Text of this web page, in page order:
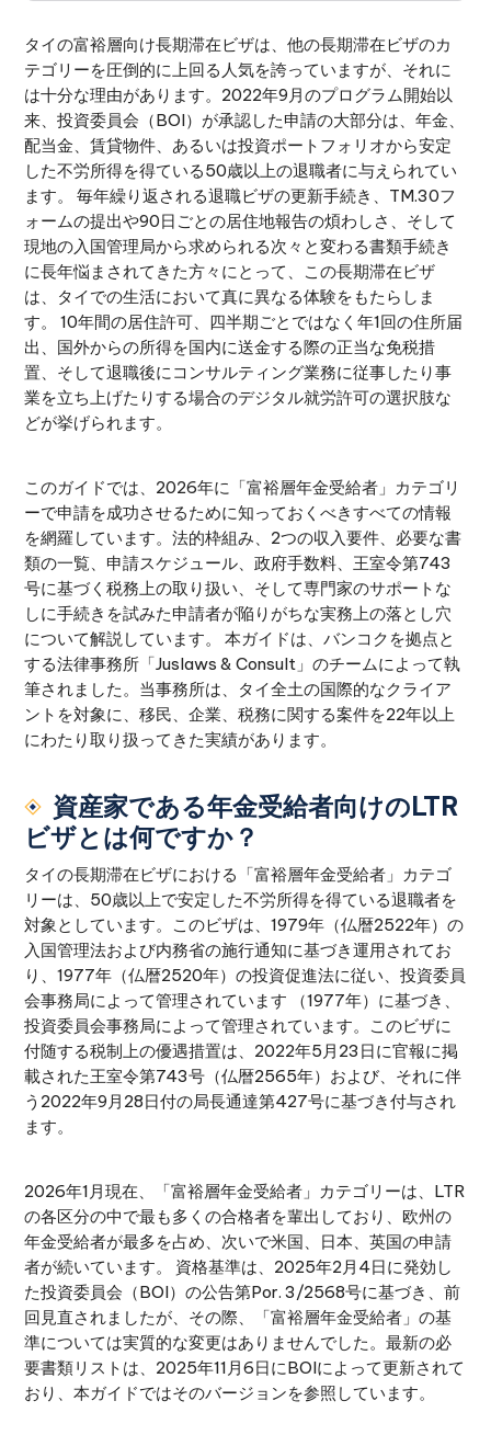
タイの富裕層向け長期滞在ビザは、他の長期滞在ビザのカ
テゴリーを圧倒的に上回る人気を誇っていますが、それに
は十分な理由があります。2022年9月のプログラム開始以
来、投資委員会（BOI）が承認した申請の大部分は、年金、
配当金、賃貸物件、あるいは投資ポートフォリオから安定
した不労所得を得ている50歳以上の退職者に与えられてい
ます。 毎年繰り返される退職ビザの更新手続き、TM.30フ
ォームの提出や90日ごとの居住地報告の煩わしさ、そして
現地の入国管理局から求められる次々と変わる書類手続き
に長年悩まされてきた方々にとって、この長期滞在ビザ
は、タイでの生活において真に異なる体験をもたらしま
す。 10年間の居住許可、四半期ごとではなく年1回の住所届
出、国外からの所得を国内に送金する際の正当な免税措
置、そして退職後にコンサルティング業務に従事したり事
業を立ち上げたりする場合のデジタル就労許可の選択肢な
どが挙げられます。
このガイドでは、2026年に「富裕層年金受給者」カテゴリ
ーで申請を成功させるために知っておくべきすべての情報
を網羅しています。法的枠組み、2つの収入要件、必要な書
類の一覧、申請スケジュール、政府手数料、王室令第743
号に基づく税務上の取り扱い、そして専門家のサポートな
しに手続きを試みた申請者が陥りがちな実務上の落とし穴
について解説しています。 本ガイドは、バンコクを拠点と
する法律事務所「Juslaws & Consult」のチームによって執
筆されました。当事務所は、タイ全土の国際的なクライア
ントを対象に、移民、企業、税務に関する案件を22年以上
にわたり取り扱ってきた実績があります。
資産家である年金受給者向けのLTR
ビザとは何ですか？
タイの長期滞在ビザにおける「富裕層年金受給者」カテゴ
リーは、50歳以上で安定した不労所得を得ている退職者を
対象としています。このビザは、1979年（仏暦2522年）の
入国管理法および内務省の施行通知に基づき運用されてお
り、1977年（仏暦2520年）の投資促進法に従い、投資委員
会事務局によって管理されています （1977年）に基づき、
投資委員会事務局によって管理されています。このビザに
付随する税制上の優遇措置は、2022年5月23日に官報に掲
載された王室令第743号（仏暦2565年）および、それに伴
う2022年9月28日付の局長通達第427号に基づき付与され
ます。
2026年1月現在、「富裕層年金受給者」カテゴリーは、LTR
の各区分の中で最も多くの合格者を輩出しており、欧州の
年金受給者が最多を占め、次いで米国、日本、英国の申請
者が続いています。 資格基準は、2025年2月4日に発効し
た投資委員会（BOI）の公告第Por. 3/2568号に基づき、前
回見直されましたが、その際、「富裕層年金受給者」の基
準については実質的な変更はありませんでした。最新の必
要書類リストは、2025年11月6日にBOIによって更新されて
おり、本ガイドではそのバージョンを参照しています。